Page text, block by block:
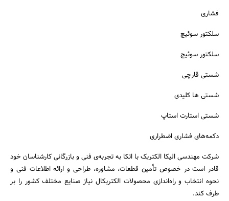
فشاری
سلکتور سوئیچ
سلکتور سوئیچ
شستی قارچی
شستی ها کلیدی
شستی استارت استاپ
دکمه‌های فشاری اضطراری
شرکت مهندسی الیکا الکتریک با اتکا به تجربه‌ی فنی و بازرگانی کارشناسان خود
قادر است در خصوص تأمین قطعات، مشاوره، طراحی و ارائه اطلاعات فنی و
نحوه انتخاب و راه‌اندازی محصولات الکتریکال نیاز صنایع مختلف کشور را بر
طرف کند.